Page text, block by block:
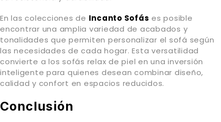
En las colecciones de Incanto Sofás es posible
encontrar una amplia variedad de acabados y
tonalidades que permiten personalizar el sofá según
las necesidades de cada hogar. Esta versatilidad
convierte a los sofás relax de piel en una inversión
inteligente para quienes desean combinar diseño,
calidad y confort en espacios reducidos.
Conclusión